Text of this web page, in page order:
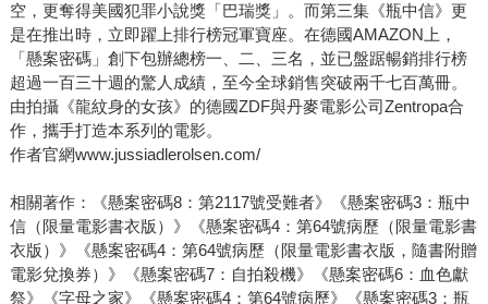
空，更奪得美國犯罪小說獎「巴瑞獎」。而第三集《瓶中信》更
是在推出時，立即躍上排行榜冠軍寶座。在德國AMAZON上，
「懸案密碼」創下包辦總榜一、二、三名，並已盤踞暢銷排行榜
超過一百三十週的驚人成績，至今全球銷售突破兩千七百萬冊。
由拍攝《龍紋身的女孩》的德國ZDF與丹麥電影公司Zentropa合
作，攜手打造本系列的電影。
作者官網www.jussiadlerolsen.com/
相關著作：《懸案密碼8：第2117號受難者》《懸案密碼3：瓶中
信（限量電影書衣版）》《懸案密碼4：第64號病歷（限量電影書
衣版）》《懸案密碼4：第64號病歷（限量電影書衣版，隨書附贈
電影兌換券）》《懸案密碼7：自拍殺機》《懸案密碼6：血色獻
祭》《字母之家》《懸案密碼4：第64號病歷》《懸案密碼3：瓶